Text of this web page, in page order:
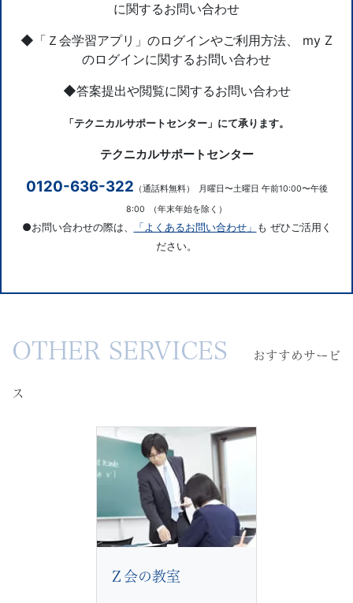
に関するお問い合わせ
◆「Ｚ会学習アプリ」のログインやご利用方法、 my Z
のログインに関するお問い合わせ
◆答案提出や閲覧に関するお問い合わせ
「テクニカルサポートセンター」にて承ります。
テクニカルサポートセンター
0120-636-322 （通話料無料）
月曜日〜土曜日 午前10:00〜午後
8:00
（年末年始を除く）
●お問い合わせの際は、 「よくあるお問い合わせ」 も ぜひご活用く
ださい。
OTHER SERVICES おすすめサービ
ス
Ｚ会の教室